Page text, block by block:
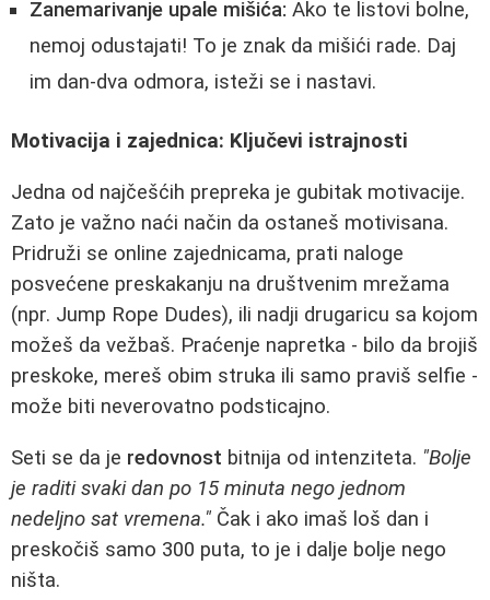
Zanemarivanje upale mišića: Ako te listovi bolne,
nemoj odustajati! To je znak da mišići rade. Daj
im dan-dva odmora, isteži se i nastavi.
Motivacija i zajednica: Ključevi istrajnosti
Jedna od najčešćih prepreka je gubitak motivacije.
Zato je važno naći način da ostaneš motivisana.
Pridruži se online zajednicama, prati naloge
posvećene preskakanju na društvenim mrežama
(npr. Jump Rope Dudes), ili nadji drugaricu sa kojom
možeš da vežbaš. Praćenje napretka - bilo da brojiš
preskoke, mereš obim struka ili samo praviš selfie -
može biti neverovatno podsticajno.
Seti se da je redovnost bitnija od intenziteta. "Bolje
je raditi svaki dan po 15 minuta nego jednom
nedeljno sat vremena." Čak i ako imaš loš dan i
preskočiš samo 300 puta, to je i dalje bolje nego
ništa.